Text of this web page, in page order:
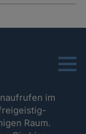
Menu
im
Raum.